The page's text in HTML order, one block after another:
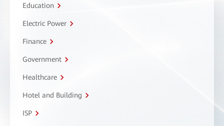
Education
Electric Power
Finance
Government
Healthcare
Hotel and Building
ISP